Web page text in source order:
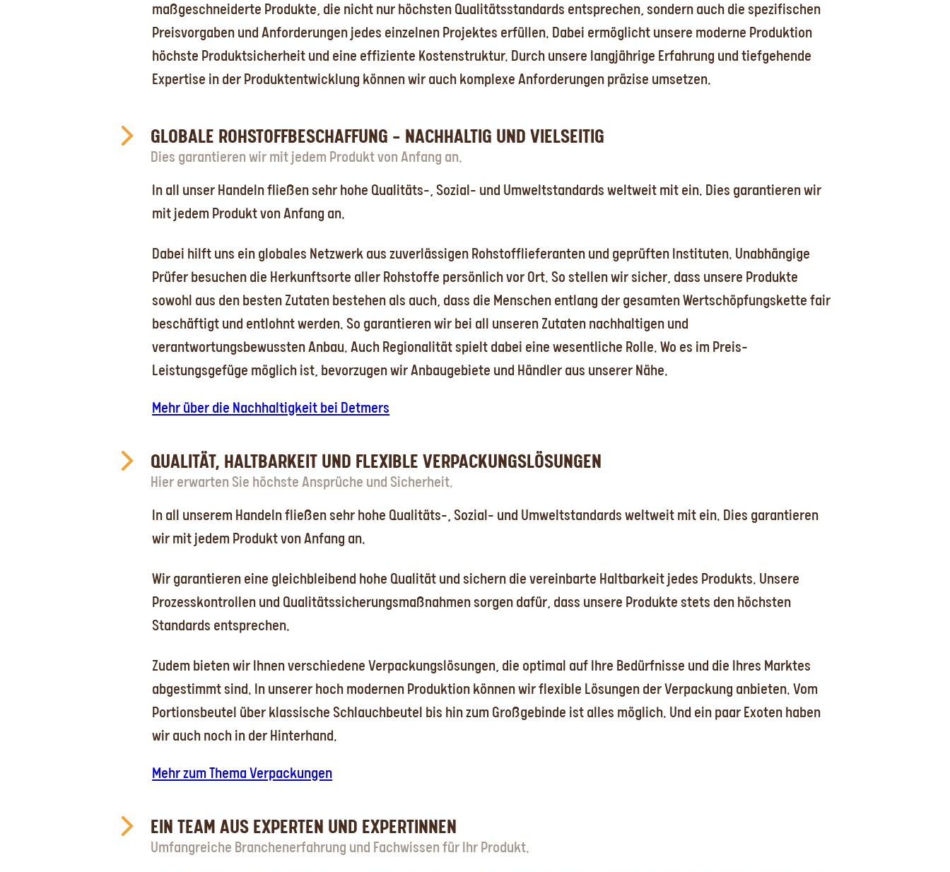
maßgeschneiderte Produkte, die nicht nur höchsten Qualitätsstandards entsprechen, sondern auch die spezifischen
Preisvorgaben und Anforderungen jedes einzelnen Projektes erfüllen. Dabei ermöglicht unsere moderne Produktion
höchste Produktsicherheit und eine effiziente Kostenstruktur. Durch unsere langjährige Erfahrung und tiefgehende
Expertise in der Produktentwicklung können wir auch komplexe Anforderungen präzise umsetzen.
GLOBALE ROHSTOFFBESCHAFFUNG – NACHHALTIG UND VIELSEITIG
Dies garantieren wir mit jedem Produkt von Anfang an.
In all unser Handeln fließen sehr hohe Qualitäts-, Sozial- und Umweltstandards weltweit mit ein. Dies garantieren wir
mit jedem Produkt von Anfang an.
Dabei hilft uns ein globales Netzwerk aus zuverlässigen Rohstofflieferanten und geprüften Instituten. Unabhängige
Prüfer besuchen die Herkunftsorte aller Rohstoffe persönlich vor Ort. So stellen wir sicher, dass unsere Produkte
sowohl aus den besten Zutaten bestehen als auch, dass die Menschen entlang der gesamten Wertschöpfungskette fair
beschäftigt und entlohnt werden. So garantieren wir bei all unseren Zutaten nachhaltigen und
verantwortungsbewussten Anbau. Auch Regionalität spielt dabei eine wesentliche Rolle. Wo es im Preis-
Leistungsgefüge möglich ist, bevorzugen wir Anbaugebiete und Händler aus unserer Nähe.
Mehr über die Nachhaltigkeit bei Detmers
QUALITÄT, HALTBARKEIT UND FLEXIBLE VERPACKUNGSLÖSUNGEN
Hier erwarten Sie höchste Ansprüche und Sicherheit.
In all unserem Handeln fließen sehr hohe Qualitäts-, Sozial- und Umweltstandards weltweit mit ein. Dies garantieren
wir mit jedem Produkt von Anfang an.
Wir garantieren eine gleichbleibend hohe Qualität und sichern die vereinbarte Haltbarkeit jedes Produkts. Unsere
Prozesskontrollen und Qualitätssicherungsmaßnahmen sorgen dafür, dass unsere Produkte stets den höchsten
Standards entsprechen.
Zudem bieten wir Ihnen verschiedene Verpackungslösungen, die optimal auf Ihre Bedürfnisse und die Ihres Marktes
abgestimmt sind. In unserer hoch modernen Produktion können wir flexible Lösungen der Verpackung anbieten. Vom
Portionsbeutel über klassische Schlauchbeutel bis hin zum Großgebinde ist alles möglich. Und ein paar Exoten haben
wir auch noch in der Hinterhand.
Mehr zum Thema Verpackungen
EIN TEAM AUS EXPERTEN UND EXPERTINNEN
Umfangreiche Branchenerfahrung und Fachwissen für Ihr Produkt.